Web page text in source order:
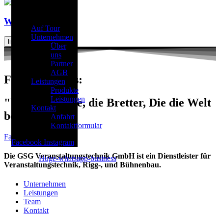
Auf Tour
Unternehmen
Über
uns
Partner
AGB
Leistungen
Produkte
Leistungen
Kontakt
Anfahrt
Kontaktformular
Facebook Instagram
Huge-whatsapp-business
Wyclef
listen
Folgen Sie Uns:
"Wir haben Sie, die Bretter, Die die Welt
bedeuten!"
Facebook-f
Die GSG Veranstaltungstechnik GmbH ist ein Dienstleister für
Veranstaltungstechnik, Rigg-, und Bühnenbau.
Unternehmen
Leistungen
Team
Kontakt